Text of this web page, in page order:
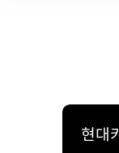
현대